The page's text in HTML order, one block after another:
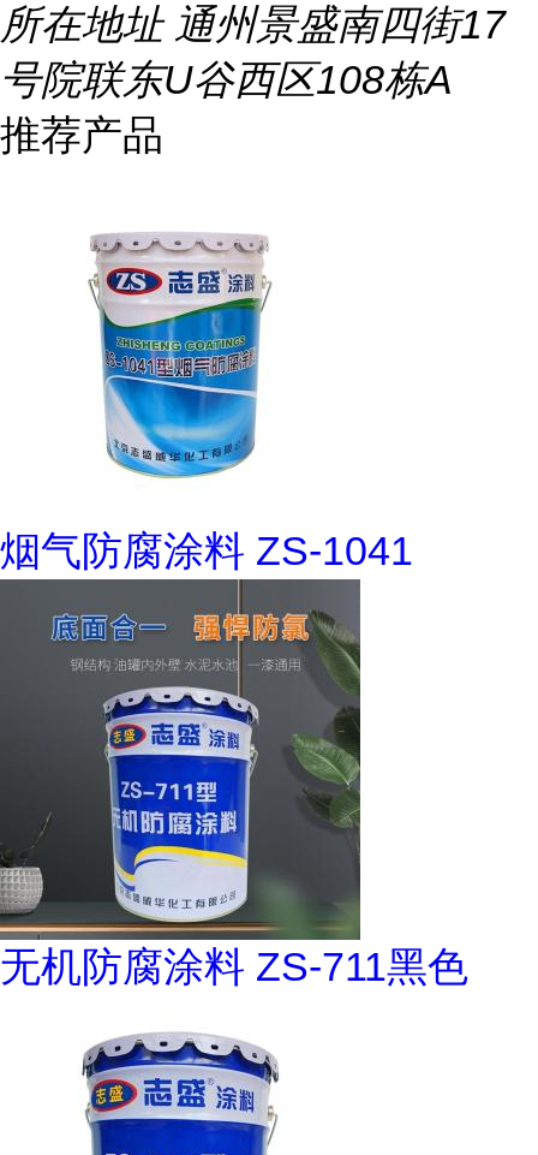
所在地址通州景盛南四街17
号院联东U谷西区108栋A
推荐产品
烟气防腐涂料 ZS-1041
无机防腐涂料 ZS-711黑色